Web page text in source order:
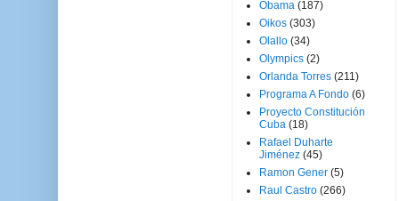
Obama (187)
Oikos (303)
Olallo (34)
Olympics (2)
Orlanda Torres (211)
Programa A Fondo (6)
Proyecto Constitución
Cuba (18)
Rafael Duharte
Jiménez (45)
Ramon Gener (5)
Raul Castro (266)